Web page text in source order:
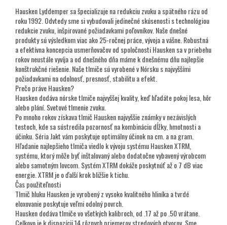
Hausken Lyddemper sa špecializuje na redukciu zvuku a spätného rázu od
roku 1992. Odvtedy sme si vybudovali jedinečné skúsenosti s technológiou
redukcie zvuku, inšpirované požiadavkami poľovníkov. Naše dnešné
produkty sú výsledkom viac ako 25-ročnej práce, vývoja a vášne. Robustná
a efektívna koncepcia usmerňovačov od spoločnosti Hausken sa v priebehu
rokov neustále vyvíja a od dnešného dňa máme k dnešnému dňu najlepšie
konštrukčné riešenie. Naše tlmiče sú vyrobené v Nórsku s najvyššími
požiadavkami na odolnosť, presnosť, stabilitu a efekt.
Prečo práve Hausken?
Hausken dodáva nórske tlmiče najvyššej kvality, keď hľadáte pokoj lesa, hôr
alebo plání. Svetové tlmenie zvuku.
Po mnoho rokov získava tlmič Hausken najvyššie známky v nezávislých
testoch, kde sa sústredila pozornosť na kombináciu dĺžky, hmotnosti a
účinku. Séria Jakt vám poskytuje optimálny účinok na cm. a na gram.
Hľadanie najlepšieho tlmiča viedlo k vývoju systému Hausken XTRM,
systému, ktorý môže byť inštalovaný alebo dodatočne vybavený výrobcom
alebo samotným lovcom. Systém XTRM dokáže poskytnúť až o 7 dB viac
energie. XTRM je o ďalší krok bližšie k tichu.
Čas použiteľnosti
Tlmič hluku Hausken je vyrobený z vysoko kvalitného hliníka a tvrdé
eloxovanie poskytuje veľmi odolný povrch.
Hausken dodáva tlmiče vo všetkých kalibroch, od .17 až po .50 vrátane.
Celkovo je k dispozícii 14 rôznych priemerov stredových otvorov. Sme